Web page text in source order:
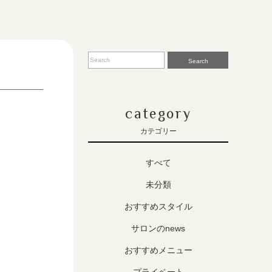
Search
category
カテゴリー
すべて
未分類
おすすめスタイル
サロンのnews
おすすめメニュー